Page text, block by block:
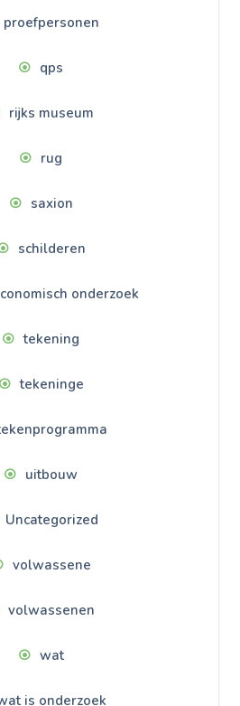
proefpersonen
qps
rijks museum
rug
saxion
schilderen
onderzoek
tekening
tekeninge
uitbouw
Uncategorized
volwassene
volwassenen
wat
is onderzoek